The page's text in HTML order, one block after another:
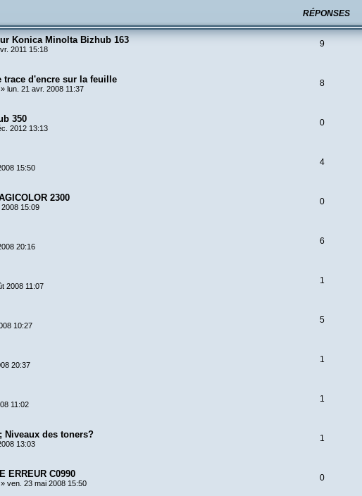
RÉPONSES
Konica Minolta Bizhub 163
2011 15:18
9
trace d'encre sur la feuille
» lun. 21 avr. 2008 11:37
8
350
2012 13:13
0
15:50
4
2300
15:09
0
20:16
6
2008 11:07
1
10:27
5
20:37
1
11:02
1
Niveaux des toners?
13:03
1
ERREUR C0990
»ven. 23 mai 2008 15:50
0